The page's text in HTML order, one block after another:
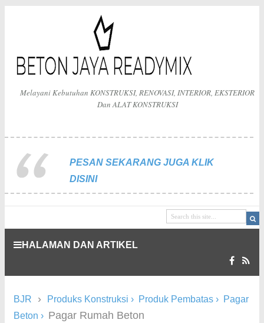
Melayani Kebutuhan KONSTRUKSI, RENOVASI, INTERIOR, EKSTERIOR
Dan ALAT KONSTRUKSI
PESAN SEKARANG JUGA KLIK
DISINI
HALAMAN DAN ARTIKEL
BJR › Produks Konstruksi › Produk Pembatas › Pagar
Beton › Pagar Rumah Beton